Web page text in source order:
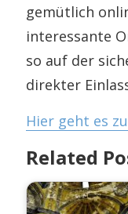
gemütlich
interessante
so auf der
direkter
Hier geht es
Related